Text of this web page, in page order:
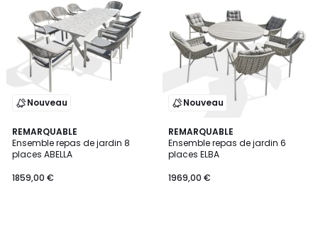
Nouveau
REMARQUABLE
Ensemble repas de jardin 8
places ABELLA
1859,00 €
Nouveau
REMARQUABLE
Ensemble repas de jardin 6
places ELBA
1969,00 €